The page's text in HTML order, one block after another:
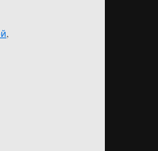
,